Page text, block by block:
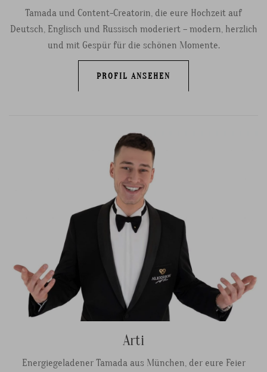
Tamada und Content-Creatorin, die eure Hochzeit auf
Deutsch, Englisch und Russisch moderiert – modern, herzlich
und mit Gespür für die schönen Momente.
PROFIL ANSEHEN
Arti
Energiegeladener Tamada aus München, der eure Feier